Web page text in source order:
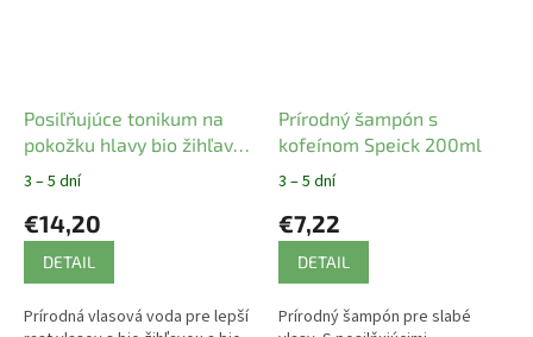
Posiľňujúce tonikum na
pokožku hlavy bio žihľava
a bio breza Logona 150 ml
3 – 5 dní
€14,20
DETAIL
Prírodná vlasová voda pre lepší
Prírodný šampón s
kofeínom Speick 200ml
3 – 5 dní
€7,22
DETAIL
Prírodný šampón pre slabé